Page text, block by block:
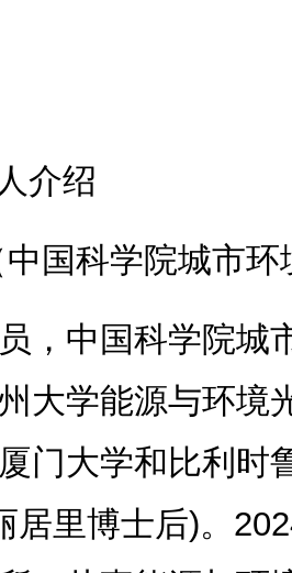
介绍
国科学院城市环
，中国科学院城
大学能源与环境
门大学和比利时
居里博士后)。